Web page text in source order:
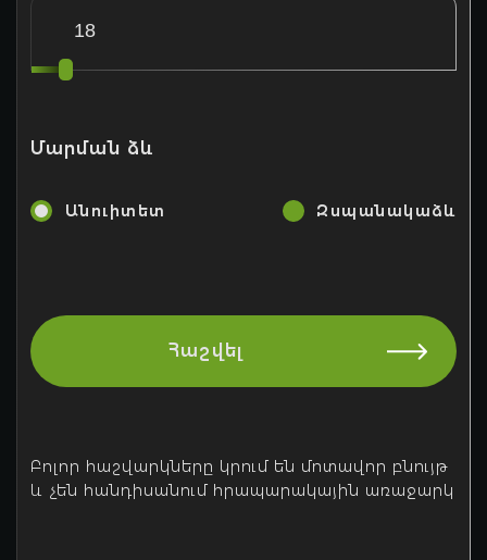
Կրճատել տրված
երաշխավորությունները
Մարման ձև
Անուիտետ Զսպանակաձև
Հաշվել
Բոլոր հաշվարկները կրում են մոտավոր բնույթ
և չեն հանդիսանում հրապարակային առաջարկ